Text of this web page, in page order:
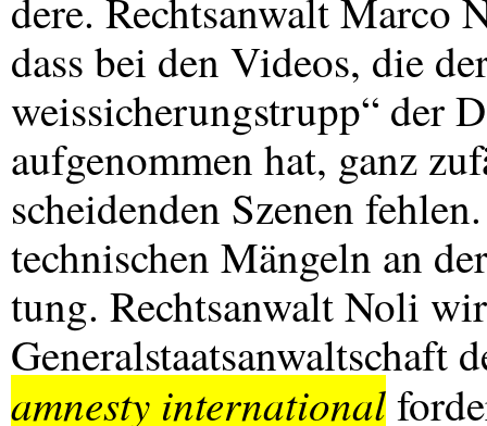
dere. Rechtsanwalt Marco
dass bei den Videos, die
weissicherungstrupp“ der
aufgenommen hat, ganz
scheidenden Szenen
technischen Mängeln an
tung. Rechtsanwalt Noli
Generalstaatsanwaltschaft
amnesty international